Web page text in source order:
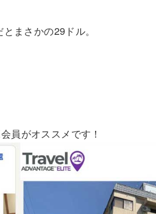
まさかの29ドル。
員がオススメです！